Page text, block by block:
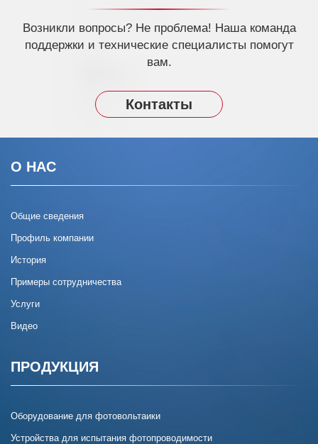
Возникли вопросы? Не проблема! Наша команда
поддержки и технические специалисты помогут
вам.
Контакты
О НАС
Общие сведения
Профиль компании
История
Примеры сотрудничества
Услуги
Видео
ПРОДУКЦИЯ
Оборудование для фотовольтаики
Устройства для испытания фотопроводимости